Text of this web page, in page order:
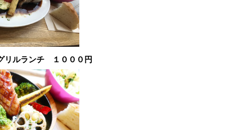
リルランチ １０００円